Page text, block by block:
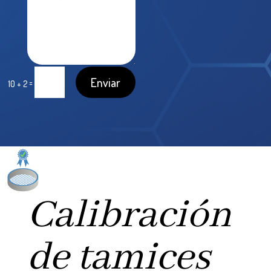
10 + 2= Enviar
Calibración
de tamices